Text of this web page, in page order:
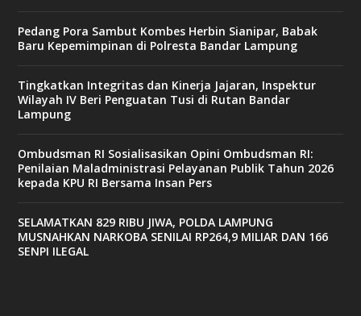
Pedang Pora Sambut Kombes Herbin Sianipar, Babak
Baru Kepemimpinan di Polresta Bandar Lampung
Tingkatkan Integritas dan Kinerja Jajaran, Inspektur
Wilayah IV Beri Penguatan Tusi di Rutan Bandar
Lampung
Ombudsman RI Sosialisasikan Opini Ombudsman RI:
Penilaian Maladministrasi Pelayanan Publik Tahun 2026
kepada KPU RI Bersama Insan Pers
SELAMATKAN 829 RIBU JIWA, POLDA LAMPUNG
MUSNAHKAN NARKOBA SENILAI RP264,9 MILIAR DAN 166
SENPI ILEGAL